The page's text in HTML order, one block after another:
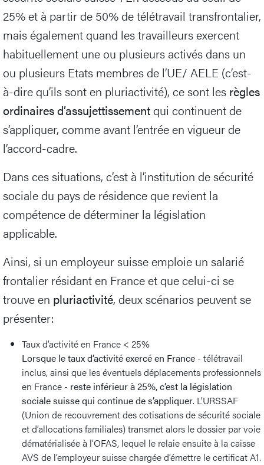
25% et à partir de 50% de télétravail transfrontalier,
mais également quand les travailleurs exercent
habituellement une ou plusieurs activés dans un
ou plusieurs Etats membres de l’UE/ AELE (c’est-
à-dire qu’ils sont en pluriactivité), ce sont les règles
ordinaires d’assujettissementqui continuent de
s’appliquer, comme avant l’entrée en vigueur de
l’accord-cadre.
Dans ces situations, c’est à l’institution de sécurité
sociale du pays de résidence que revient la
compétence de déterminer la législation
applicable.
Ainsi, si un employeur suisse emploie un salarié
frontalier résidant en France et que celui-ci se
trouve en pluriactivité, deux scénarios peuvent se
présenter:
Taux d’activité en France < 25%
Lorsque le taux d’activité exercé en France - télétravail
inclus, ainsi que les éventuels déplacements professionnels
en France - reste inférieur à 25%, c’est la législation
sociale suisse qui continue de s’appliquer. L’URSSAF
(Union de recouvrement des cotisations de sécurité sociale
et d’allocations familiales) transmet alors le dossier par voie
dématérialisée à l’OFAS, lequel le relaie ensuite à la caisse
AVS de l’employeur suisse chargée d’émettre le certificat A1.